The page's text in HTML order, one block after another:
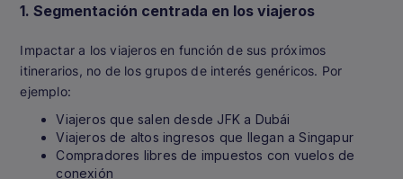
1. Segmentación centrada en los viajeros
Impactar a los viajeros en función de sus próximos
itinerarios, no de los grupos de interés genéricos. Por
ejemplo:
Viajeros que salen desde JFK a Dubái
Viajeros de altos ingresos que llegan a Singapur
Compradores libres de impuestos con vuelos de
conexión